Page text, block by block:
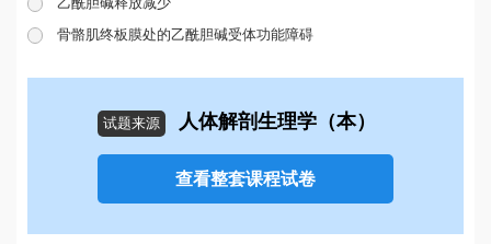
骨骼肌终板膜处的乙酰胆碱受体功能障碍
试题来源 人体解剖生理学（本）
查看整套课程试卷